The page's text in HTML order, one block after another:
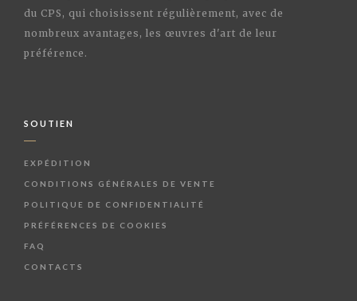
du CPS, qui choisissent régulièrement, avec de
nombreux avantages, les œuvres d'art de leur
préférence.
SOUTIEN
EXPÉDITION
CONDITIONS GÉNÉRALES DE VENTE
POLITIQUE DE CONFIDENTIALITÉ
PRÉFÉRENCES DE COOKIES
FAQ
CONTACTS